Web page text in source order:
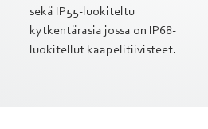
sekä IP55-luokiteltu
kytkentärasia jossa on IP68-
luokitellut kaapelitiivisteet.